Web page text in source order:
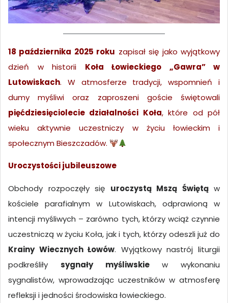
18 października 2025 roku zapisał się jako wyjątkowy
dzień w historii Koła Łowieckiego „Gawra” w
Lutowiskach. W atmosferze tradycji, wspomnień i
dumy myśliwi oraz zaproszeni goście świętowali
pięćdziesięciolecie działalności Koła, które od pół
wieku aktywnie uczestniczy w życiu łowieckim i
społecznym Bieszczadów.
Uroczystości jubileuszowe
Obchody rozpoczęły się uroczystą Mszą Świętąw
kościele parafialnym w Lutowiskach, odprawioną w
intencji myśliwych – zarówno tych, którzy wciąż czynnie
uczestniczą w życiu Koła, jak i tych, którzy odeszli już do
Krainy Wiecznych Łowów. Wyjątkowy nastrój liturgii
podkreśliły sygnały myśliwskiew wykonaniu
sygnalistów, wprowadzając uczestników w atmosferę
refleksji i jedności środowiska łowieckiego.